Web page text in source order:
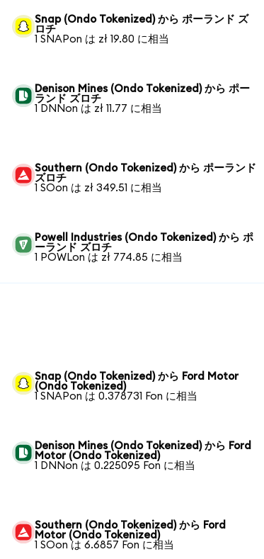
Snap (Ondo Tokenized) から ポーランド ズ
ロチ
1 SNAPon は zł 19.80 に相当
Denison Mines (Ondo Tokenized) から ポー
ランド ズロチ
1 DNNon は zł 11.77 に相当
Southern (Ondo Tokenized) から ポーランド
ズロチ
1 SOon は zł 349.51 に相当
Powell Industries (Ondo Tokenized) から ポ
ーランド ズロチ
1 POWLon は zł 774.85 に相当
Snap (Ondo Tokenized) から Ford Motor
(Ondo Tokenized)
1 SNAPon は 0.378731 Fon に相当
Denison Mines (Ondo Tokenized) から Ford
Motor (Ondo Tokenized)
1 DNNon は 0.225095 Fon に相当
Southern (Ondo Tokenized) から Ford
Motor (Ondo Tokenized)
1 SOon は 6.6857 Fon に相当